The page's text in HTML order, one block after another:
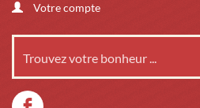
Votre compte